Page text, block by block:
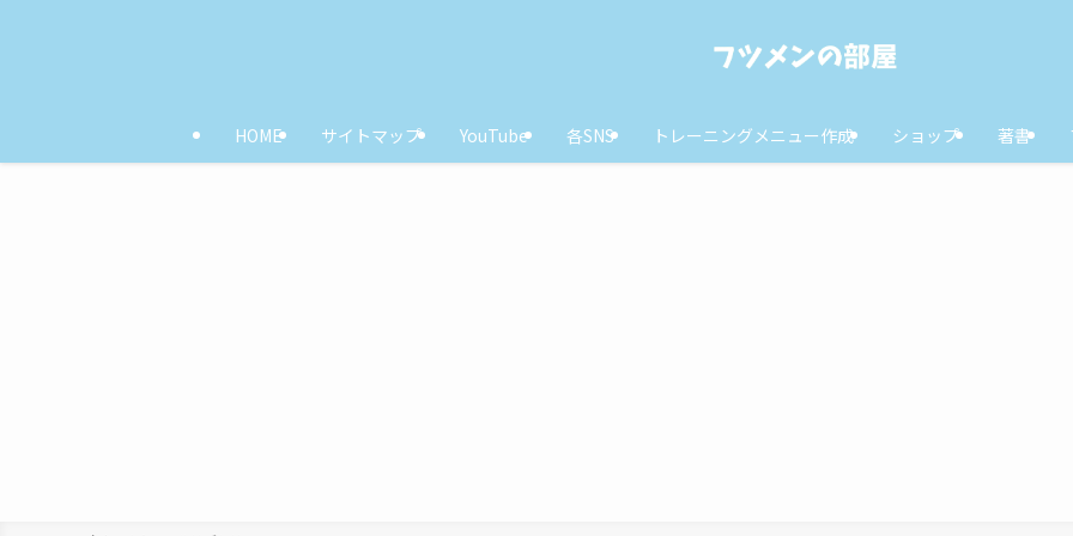
HOME サイトマップ YouTube 各SNS トレーニングメニュー作成 ショップ 著書